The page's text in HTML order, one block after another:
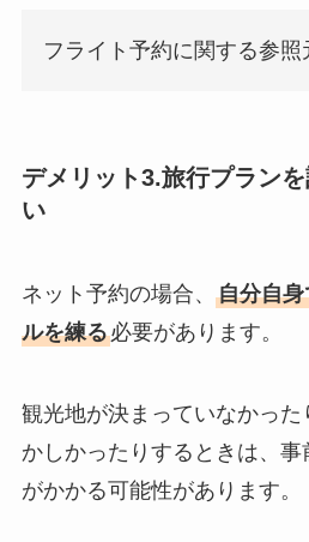
フライト予約に関する参照
デメリット3.旅行プラン
い
ネット予約の場合、 自分自
ルを練る必要があります。
観光地が決まっていなかっ
かしかったりするときは、
がかかる可能性があります。